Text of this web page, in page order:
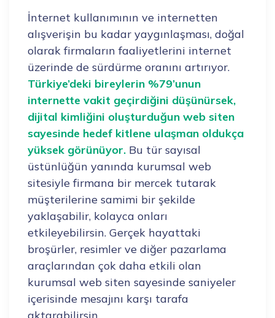
İnternet kullanımının ve internetten
alışverişin bu kadar yaygınlaşması, doğal
olarak firmaların faaliyetlerini internet
üzerinde de sürdürme oranını artırıyor.
Türkiye’deki bireylerin %79’unun
internette vakit geçirdiğini düşünürsek,
dijital kimliğini oluşturduğun web siten
sayesinde hedef kitlene ulaşman oldukça
yüksek görünüyor. Bu tür sayısal
üstünlüğün yanında kurumsal web
sitesiyle firmana bir mercek tutarak
müşterilerine samimi bir şekilde
yaklaşabilir, kolayca onları
etkileyebilirsin. Gerçek hayattaki
broşürler, resimler ve diğer pazarlama
araçlarından çok daha etkili olan
kurumsal web siten sayesinde saniyeler
içerisinde mesajını karşı tarafa
aktarabilirsin.